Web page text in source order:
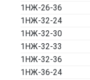
1НЖ-26-36
1НЖ-32-24
1НЖ-32-30
1НЖ-32-33
1НЖ-32-36
1НЖ-36-24